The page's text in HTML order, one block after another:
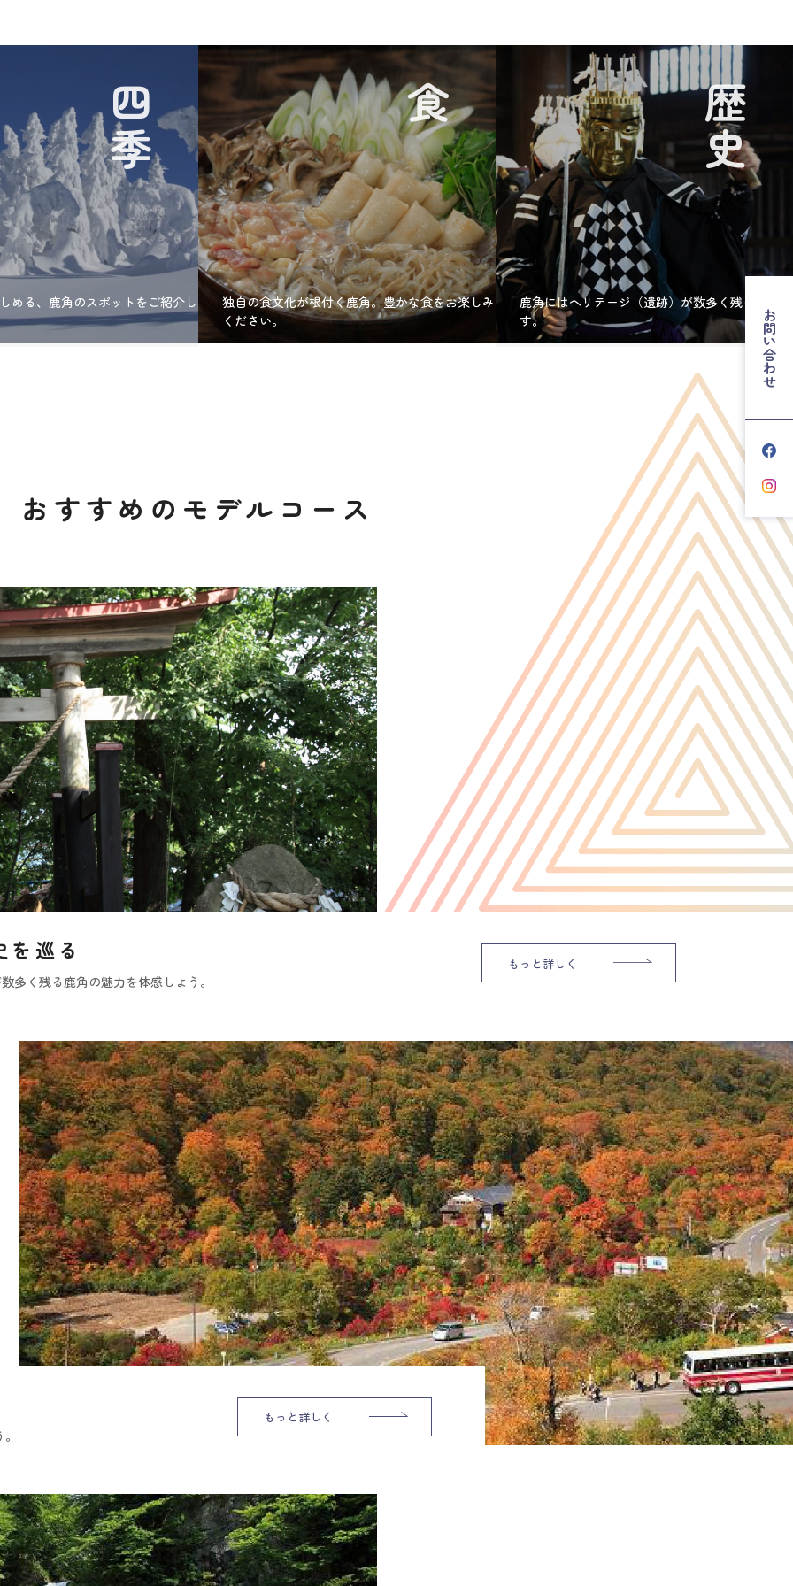
お問い合わせ
四季
める、鹿角のスポットをご紹介し
食
独自の食文化が根付く鹿角。豊かな食をお楽しみ
ください。
歴史
鹿角にはヘリテージ（遺跡）が数多く残っていま
す。
おすすめのモデルコース
を巡る
多く残る鹿角の魅力を体感しよう。
もっと詳しく
もっと詳しく